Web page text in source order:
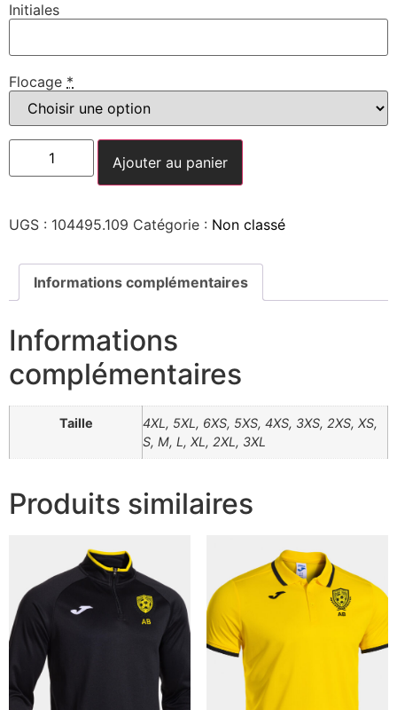
Initiales
Flocage *
Ajouter au panier
UGS : 104495.109 Catégorie : Non classé
Informations complémentaires
Informations
complémentaires
Taille
4XL, 5XL, 6XS, 5XS, 4XS, 3XS, 2XS, XS,
S, M, L, XL, 2XL, 3XL
Produits similaires